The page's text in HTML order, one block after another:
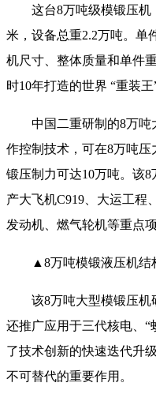
这台8万吨级模锻压机
米，设备总重2.2万吨。单
机尺寸、整体质量和单件
时10年打造的世界 “重装王”
中国二重研制的8万
作控制技术，可在8万吨
锻压制力可达10万吨。该
产大飞机C919、大运工程
发动机、燃气轮机等重点
▲8万吨模锻液压机结
该8万吨大型模锻压
还推广应用于三代核电、
了技术创新的快速迭代升
不可替代的重要作用。